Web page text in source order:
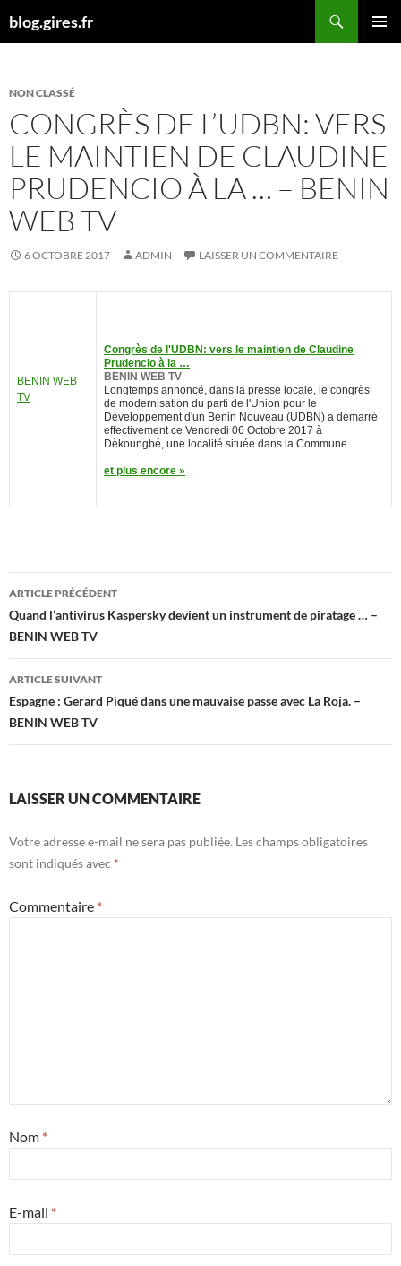
aublog.gires.fr
NON CLASSÉ
CONGRÈS DE L’UDBN: VERS
LE MAINTIEN DE CLAUDINE
PRUDENCIO À LA … – BENIN
WEB TV
6 OCTOBRE 2017 ADMIN LAISSER UN COMMENTAIRE
BENIN WEB
TV
Congrès de l'UDBN: vers le maintien de Claudine
Prudencio à la …
BENIN WEB TV
Longtemps annoncé, dans la presse locale, le congrès
de modernisation du parti de l'Union pour le
Développement d'un Bénin Nouveau (UDBN) a démarré
effectivement ce Vendredi 06 Octobre 2017 à
Dèkoungbé, une localité située dans la Commune …
et plus encore »
Navigation
des
articles
ARTICLE PRÉCÉDENT
Quand l’antivirus Kaspersky devient un instrument de piratage … –
BENIN WEB TV
ARTICLE SUIVANT
Espagne : Gerard Piqué dans une mauvaise passe avec La Roja. –
BENIN WEB TV
LAISSER UN COMMENTAIRE
Votre adresse e-mail ne sera pas publiée. Les champs obligatoires
sont indiqués avec *
Commentaire *
Nom *
E-mail *